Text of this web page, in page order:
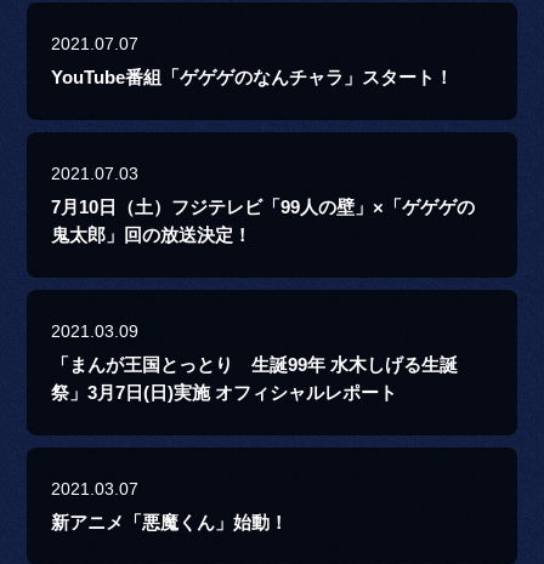
2021.07.07
YouTube番組「ゲゲゲのなんチャラ」スタート！
2021.07.03
7月10日（土）フジテレビ「99人の壁」×「ゲゲゲの
鬼太郎」回の放送決定！
2021.03.09
「まんが王国とっとり 生誕99年 水木しげる生誕
祭」3月7日(日)実施 オフィシャルレポート
2021.03.07
新アニメ「悪魔くん」始動！